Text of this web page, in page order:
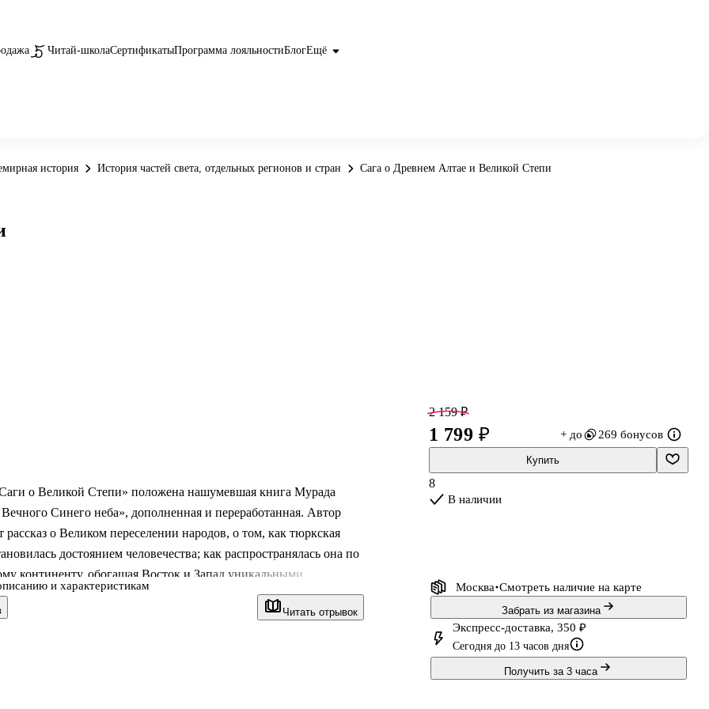
Читай-школаСертификатыПрограмма лояльностиБлогЕщё
история История частей света, отдельных регионов и стран Сага о Древнем Алтае и Великой Степи
Читать отрывок
о Великой Степи» положена нашумевшая книга Мурада
Синего неба», дополненная и переработанная. Автор
рассказ о Великом переселении народов, о том, как тюркская
достоянием человечества; как распространялась она по
континенту, обогащая Восток и Запад уникальными
Перед нами малоизвестные страницы истории Евразии –
как выясняется, по-настоящему неведомого читателю.
и характеристикам
2 159 ₽
1 799 ₽ + до 269 бонусов
Купить
8
В наличии
Москва Смотреть наличие на карте
Забрать из магазина
Экспресс-доставка, 350 ₽
Сегодня до 13 часов дня
Получить за 3 часа